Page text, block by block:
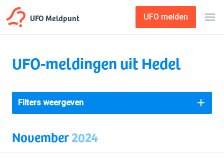
UFO Meldpunt UFO melden
UFO-meldingen uit Hedel
Filters weergeven
November2024